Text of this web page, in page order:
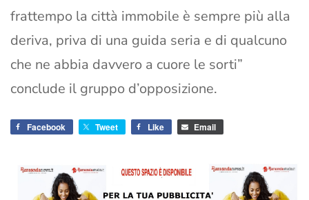
frattempo la città immobile è sempre più alla
deriva, priva di una guida seria e di qualcuno
che ne abbia davvero a cuore le sorti”
conclude il gruppo d’opposizione.
Facebook Tweet Like Email